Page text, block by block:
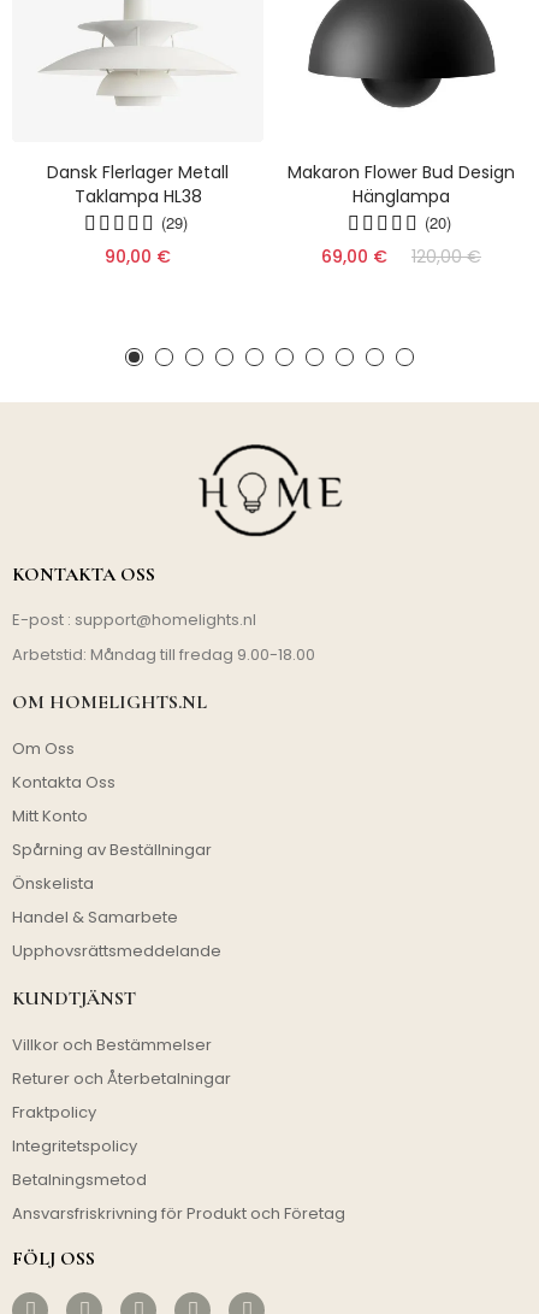
Dansk Flerlager Metall
Taklampa HL38
(29)
90,00 €
Makaron Flower Bud Design
Hänglampa
(20)
69,00 € 120,00 €
KONTAKTA OSS
E-post : support@homelights.nl
Arbetstid: Måndag till fredag 9.00-18.00
OM HOMELIGHTS.NL
Om Oss
Kontakta Oss
Mitt Konto
Spårning av Beställningar
Önskelista
Handel & Samarbete
Upphovsrättsmeddelande
KUNDTJÄNST
Villkor och Bestämmelser
Returer och Återbetalningar
Fraktpolicy
Integritetspolicy
Betalningsmetod
Ansvarsfriskrivning för Produkt och Företag
FÖLJ OSS